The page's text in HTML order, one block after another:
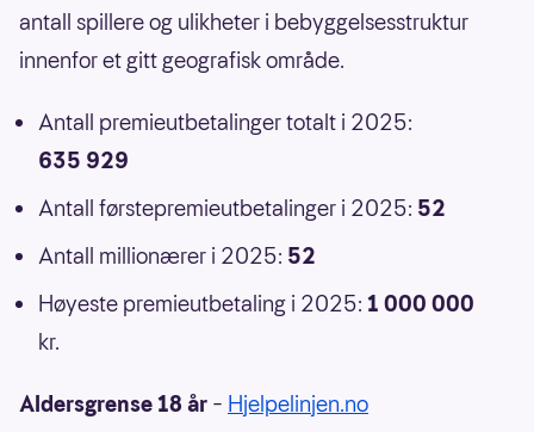
antall spillere og ulikheter i bebyggelsesstruktur
innenfor et gitt geografisk område.
Antall premieutbetalinger totalt i 2025:
635 929
Antall førstepremieutbetalinger i 2025: 52
Antall millionærer i 2025: 52
Høyeste premieutbetaling i 2025: 1 000 000
kr.
Aldersgrense 18 år – Hjelpelinjen.no